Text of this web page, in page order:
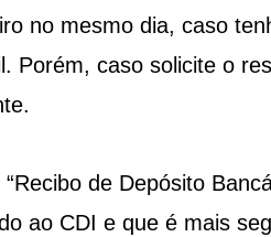
no mesmo dia, caso
Porém, caso solicite o
de Depósito
ao CDI e que é mais